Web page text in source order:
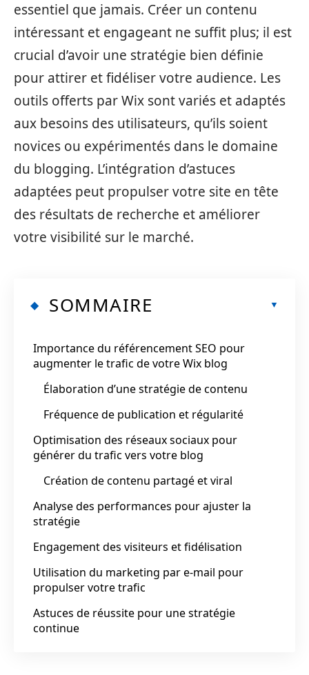
essentiel que jamais. Créer un contenu
intéressant et engageant ne suffit plus; il est
crucial d’avoir une stratégie bien définie
pour attirer et fidéliser votre audience. Les
outils offerts par Wix sont variés et adaptés
aux besoins des utilisateurs, qu’ils soient
novices ou expérimentés dans le domaine
du blogging. L’intégration d’astuces
adaptées peut propulser votre site en tête
des résultats de recherche et améliorer
votre visibilité sur le marché.
SOMMAIRE
Importance du référencement SEO pour
augmenter le trafic de votre Wix blog
Élaboration d’une stratégie de contenu
Fréquence de publication et régularité
Optimisation des réseaux sociaux pour
générer du trafic vers votre blog
Création de contenu partagé et viral
Analyse des performances pour ajuster la
stratégie
Engagement des visiteurs et fidélisation
Utilisation du marketing par e-mail pour
propulser votre trafic
Astuces de réussite pour une stratégie
continue